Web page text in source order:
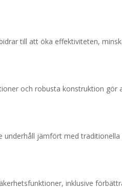
till att öka effektiviteten,
och robusta konstruktion gör
jämfört med traditionella
inklusive